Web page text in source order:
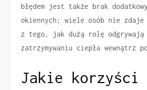
błędem jest także brak
okiennych; wiele osób nie zdaje
z tego, jak dużą rolę odgrywają
zatrzymywaniu ciepła wewnątrz
Jakie korzyści